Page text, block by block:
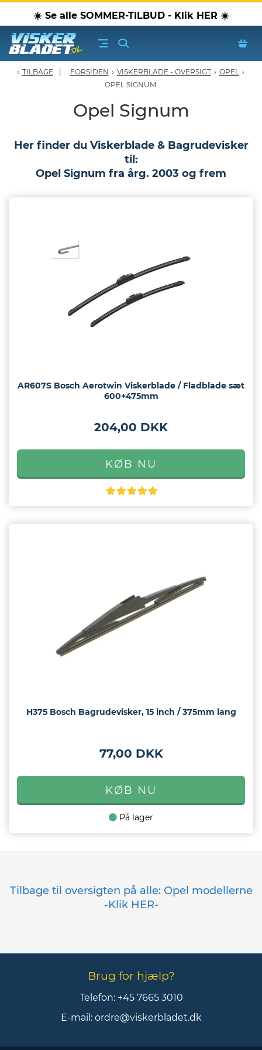
☀️ Se alle SOMMER-TILBUD - Klik HER ☀️
olier & spray
TILBAGE FORSIDEN › VISKERBLADE - OVERSIGT › OPEL ›
OPEL SIGNUM
Opel Signum
Her finder du Viskerblade & Bagrudevisker
til:
Opel Signum fra årg. 2003 og frem
AR607S Bosch Aerotwin Viskerblade / Fladblade sæt
600+475mm
204,00 DKK
H375 Bosch Bagrudevisker, 15 inch / 375mm lang
77,00 DKK
På lager
Tilbage til oversigten på alle: Opel modellerne
-Klik HER-
Brug for hjælp?
Telefon: +45 7665 3010
E-mail: ordre@viskerbladet.dk